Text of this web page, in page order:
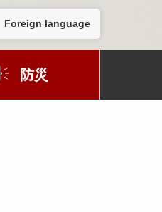
Foreign language
防災